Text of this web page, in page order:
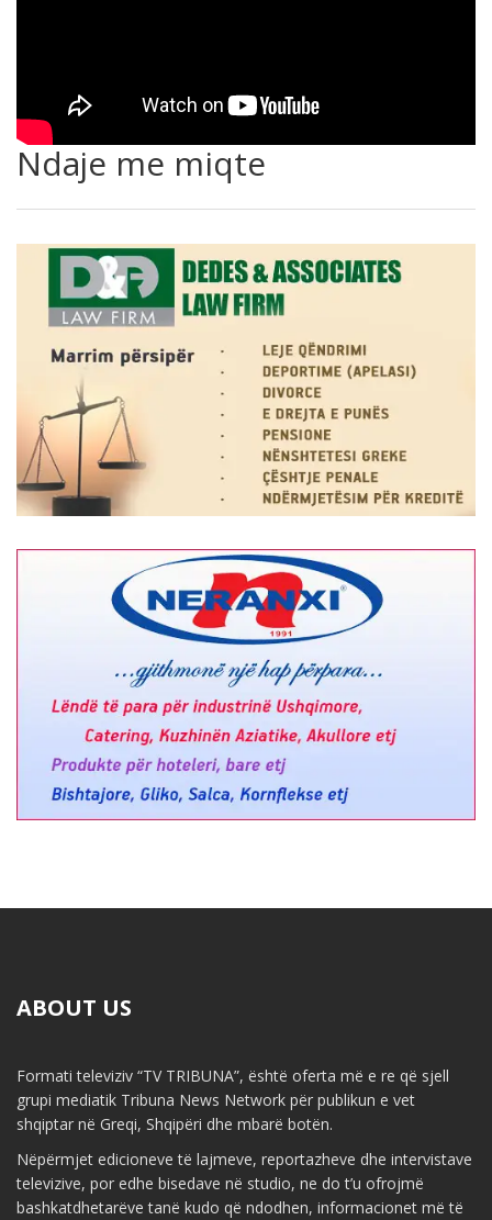
Ndaje me miqte
ABOUT US
Formati televiziv “TV TRIBUNA”, është oferta më e re që sjell
grupi mediatik Tribuna News Network për publikun e vet
shqiptar në Greqi, Shqipëri dhe mbarë botën.
Nëpërmjet edicioneve të lajmeve, reportazheve dhe intervistave
televizive, por edhe bisedave në studio, ne do t’u ofrojmë
bashkatdhetarëve tanë kudo që ndodhen, informacionet më të